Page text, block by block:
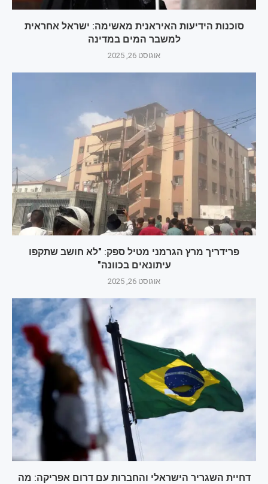
סוכנות הידיעות האיראנית מאשימה: ישראל אחראית
למשבר המים במדינה
אוגוסט 26, 2025
פרידריך מרץ הגרמני מטיל ספק: "לא חושב שתקפו
עיתונאים בכוונה"
אוגוסט 26, 2025
דחיית השגריר הישראלי והחברות עם דרום אפריקה: מה